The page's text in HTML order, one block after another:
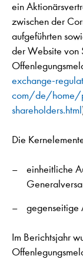
ein
zwischen der
aufgeführten
der Website von
exchange-
com/de/home/
shareholders.html
Die
einheitliche
gegenseitige
Im Berichtsjahr